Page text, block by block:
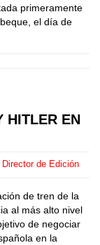
primeramente
el día de
HITLER EN
Director de Edición
de tren de la
al más alto nivel
de negociar
en la